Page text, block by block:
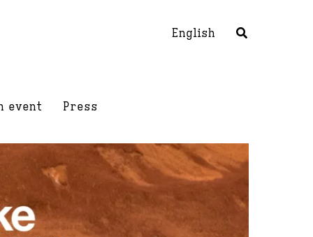
English
event Press